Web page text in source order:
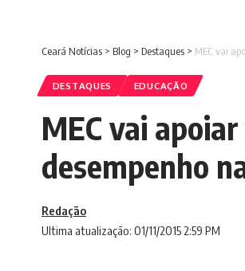
Ceará Notícias > Blog > Destaques > MEC vai
DESTAQUES EDUCAÇÃO
MEC vai
desempenho
Ultima atualização: 01/11/2015 2:59 PM
Redação